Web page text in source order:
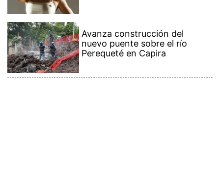
Avanza construcción del
nuevo puente sobre el río
Perequeté en Capira